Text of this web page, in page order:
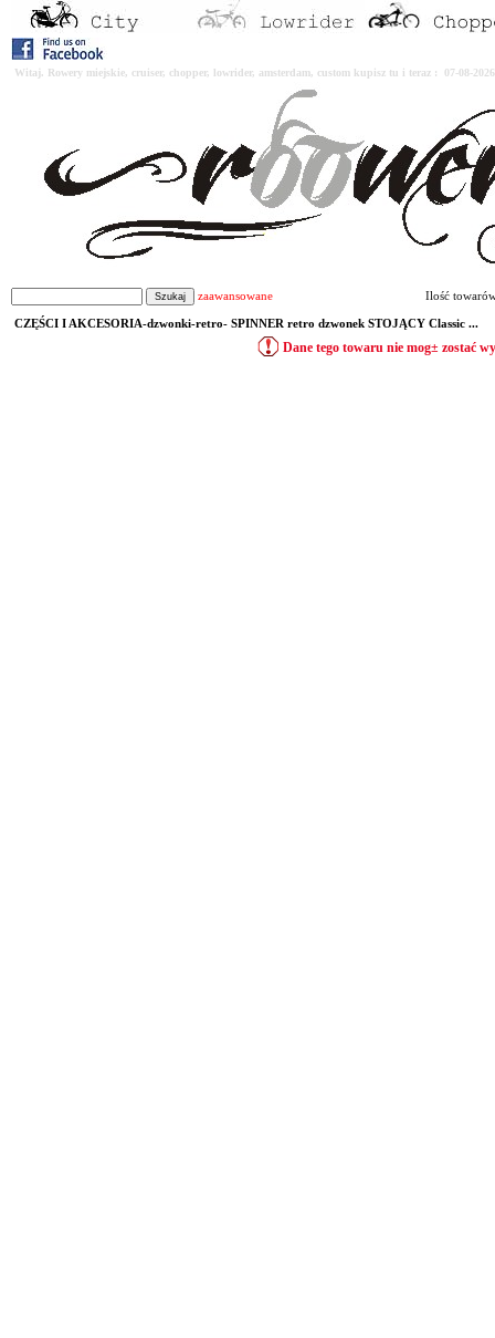
Witaj. Rowery miejskie, cruiser, chopper, lowrider, amsterdam, custom kupisz tu i teraz : 07-08-
zaawansowane Ilość
CZĘŚCI I AKCESORIA-dzwonki-retro- SPINNER retro dzwonek STOJĄCY Classic ...
Dane tego towaru nie mog± zostać